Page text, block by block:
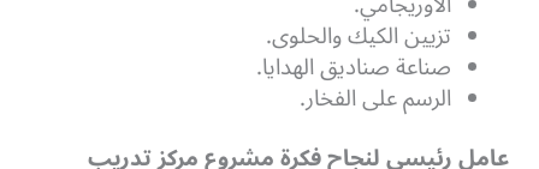
تزيين الكيك والحلوى.
صناعة صناديق الهدايا.
الرسم على الفخار.
عامل رئيسي لنجاح فكرة مشروع مركز تدريب